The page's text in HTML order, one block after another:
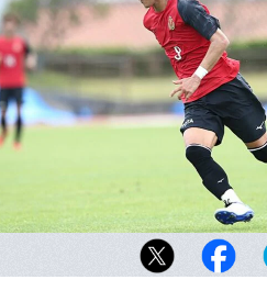
グランパスでも8番を身にまとう柿谷曜一